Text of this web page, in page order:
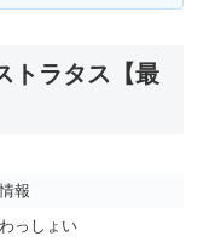
トラタス【最
報
っしょい